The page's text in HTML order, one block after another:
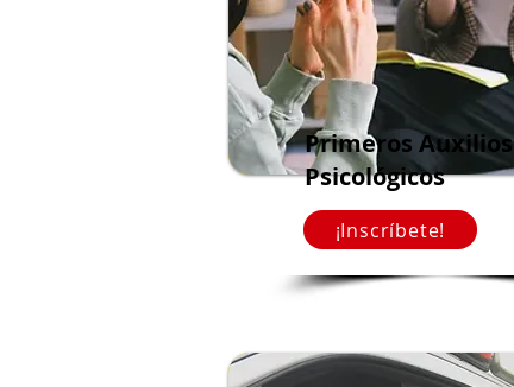
Primeros Auxilios
Psicológicos
¡Inscríbete!